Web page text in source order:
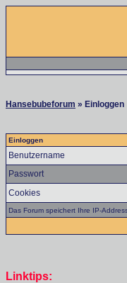
Hansebubeforum » Einloggen
Einloggen
Benutzername
Passwort
Cookies
Das Forum speichert Ihre IP-
Linktips: